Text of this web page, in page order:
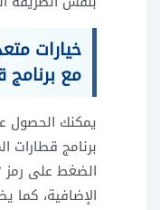
خيارات
مع برنامج
يمكنك الحصول
برنامج قطارات
الضغط على رمز
الإضافية، كما